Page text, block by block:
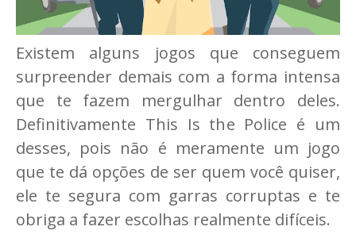
Existem alguns jogos que conseguem
surpreender demais com a forma intensa
que te fazem mergulhar dentro deles.
Definitivamente This Is the Police é um
desses, pois não é meramente um jogo
que te dá opções de ser quem você quiser,
ele te segura com garras corruptas e te
obriga a fazer escolhas realmente difíceis.